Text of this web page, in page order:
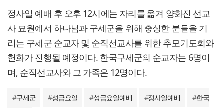
정사일 예배 후 오후 12시에는 자리를 옮겨 양화진 선교
사 묘원에서 하나님과 구세군을 위해 충성한 분들을 기
리는 구세군 순교자 및 순직선교사를 위한 추모기도회와
헌화가 진행될 예정이다. 한국구세군의 순교자는 6명이
며, 순직선교사와 그 가족은 12명이다.
#구세군 #성금요일 #성금요일예배 #정사일예배 #한국